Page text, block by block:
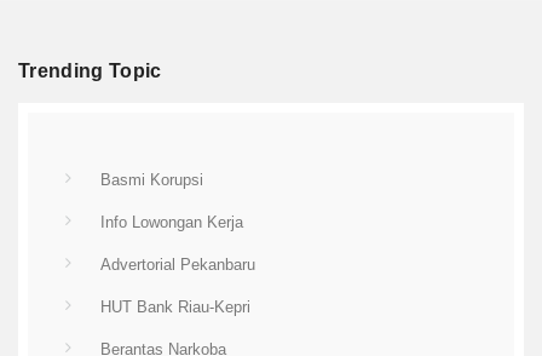
Trending Topic
Basmi Korupsi
Info Lowongan Kerja
Advertorial Pekanbaru
HUT Bank Riau-Kepri
Berantas Narkoba